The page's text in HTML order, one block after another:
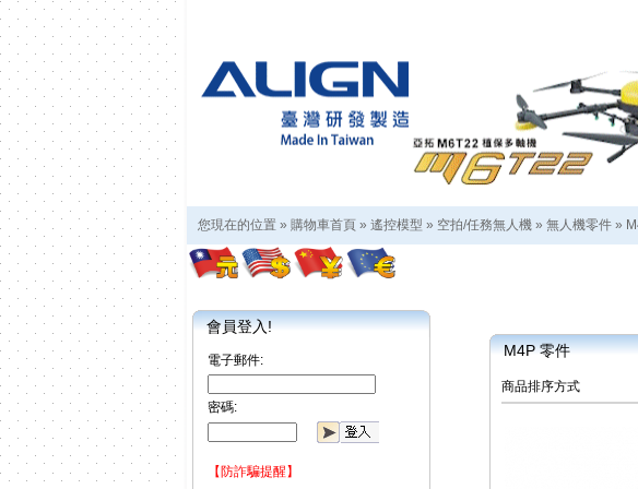
您現在的位置 » 購物車首頁 » 遙控模型 » 空拍/任務無人機 » 無人機零件 »
會員登入!
電子郵件:
密碼:
【防詐騙提醒】
M4P 零件
商品排序方式